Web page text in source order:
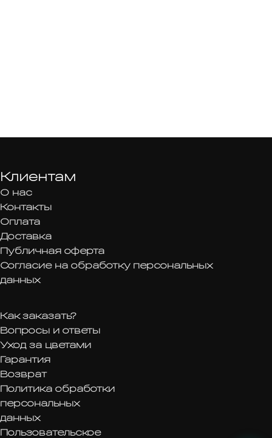
Клиентам
О нас
Контакты
Оплата
Доставка
Публичная оферта
Согласие на обработку персональных
данных
Как заказать?
Вопросы и ответы
Уход за цветами
Гарантия
Возврат
Политика обработки
персональных
данных
Пользовательское